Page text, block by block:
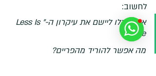
לחשוב:
איך תוכלו ליישם את עיקרון ה-"Less Is
More"?
מה אפשר להוריד מהפריים?